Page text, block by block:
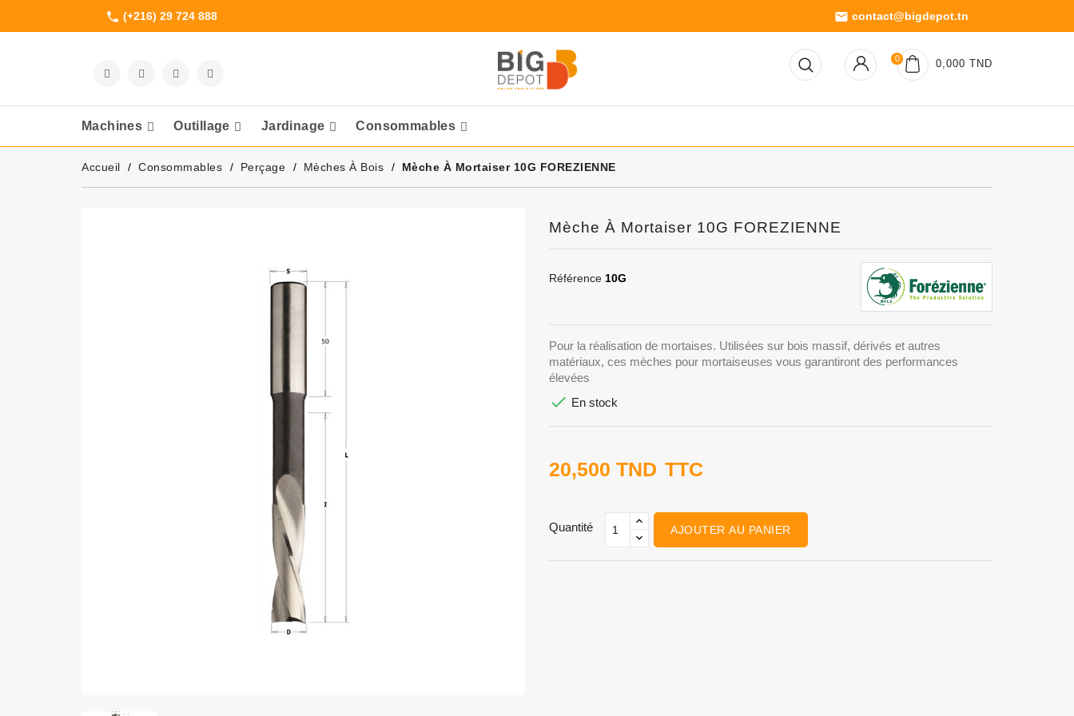
phone (+216) 29 724 888 email contact@bigdepot.tn
0 0,000 TND
Machines Outillage Jardinage Consommables
Accueil Consommables Perçage Mèches À Bois Mèche À Mortaiser 10G FOREZIENNE
Mèche À Mortaiser 10G FOREZIENNE
Référence 10G
Pour la réalisation de mortaises. Utilisées sur bois massif, dérivés et autres
matériaux, ces mèches pour mortaiseuses vous garantiront des performances
élevées
 En stock
20,500 TND TTC
Quantité AJOUTER AU PANIER